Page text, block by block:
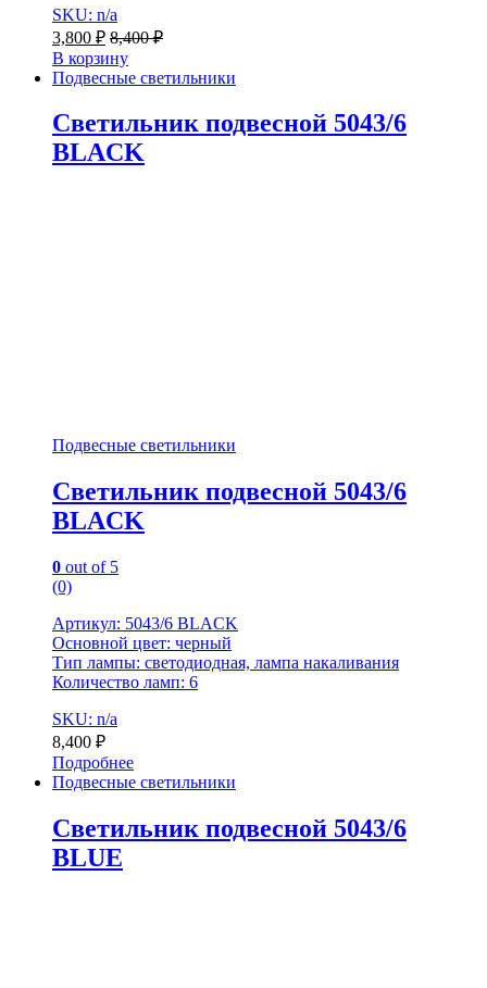
SKU: n/a
3,800 ₽ 8,400₽
В корзину
Подвесные светильники
Светильник подвесной 5043/6
BLACK
Подвесные светильники
Светильник подвесной 5043/6
BLACK
0 out of 5
(0)
Артикул: 5043/6 BLACK
Основной цвет: черный
Тип лампы: светодиодная, лампа накаливания
Количество ламп: 6
SKU: n/a
8,400 ₽
Подробнее
Подвесные светильники
Светильник подвесной 5043/6
BLUE